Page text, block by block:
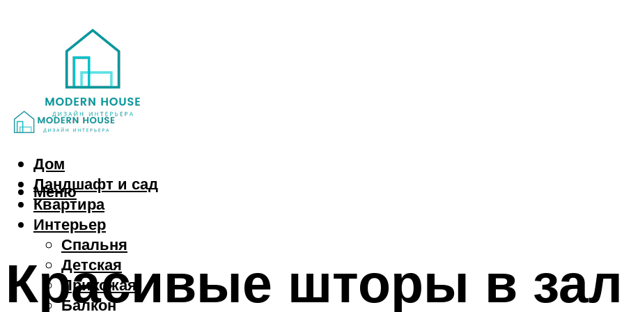
Дом
Ландшафт и сад
Квартира
Интерьер
Спальня
Детская
Прихожая
Балкон
Меню
Красивые шторы в